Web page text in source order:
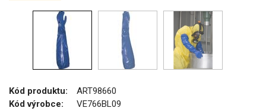
Kód produktu:
ART98660
Kód výrobce:
VE766BL09